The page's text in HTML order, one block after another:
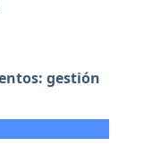
gestión